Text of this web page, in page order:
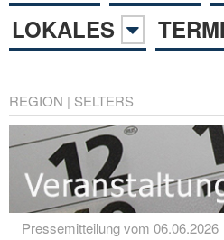
LOKALES
REGION | SELTERS
Pressemitteilung vom